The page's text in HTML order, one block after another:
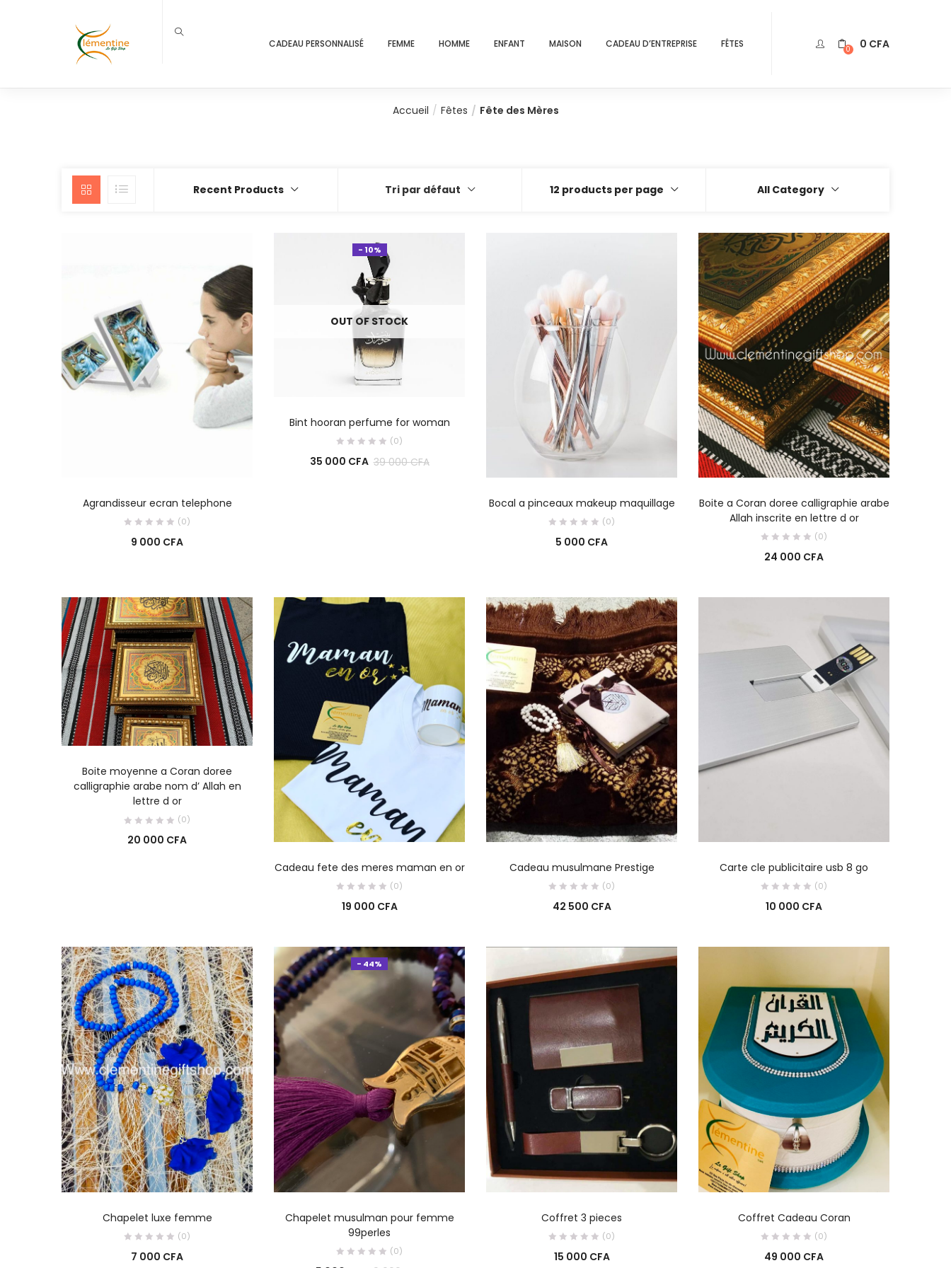
CADEAU PERSONNALISÉ FEMME HOMME ENFANT MAISON CADEAU D’ENTREPRISE FÊTES 0 0 CFA
Accueil Fêtes Fête des Mères
Recent Products Tri par défaut 12 products per page All Category
Agrandisseur ecran telephone
(0)
9 000 CFA
- 10%
OUT OF STOCK
Bint hooran perfume for woman
(0)
35 000 CFA 39 000CFA
Bocal a pinceaux makeup maquillage
(0)
5 000 CFA
Boite a Coran doree calligraphie arabe
Allah inscrite en lettre d or
(0)
24 000 CFA
Boite moyenne a Coran doree
calligraphie arabe nom d’ Allah en
lettre d or
(0)
20 000 CFA
Cadeau fete des meres maman en or
(0)
19 000 CFA
Cadeau musulmane Prestige
(0)
42 500 CFA
Carte cle publicitaire usb 8 go
(0)
10 000 CFA
Chapelet luxe femme
(0)
7 000 CFA
- 44%
Chapelet musulman pour femme
99perles
(0)
Coffret 3 pieces
(0)
15 000 CFA
Coffret Cadeau Coran
(0)
49 000 CFA